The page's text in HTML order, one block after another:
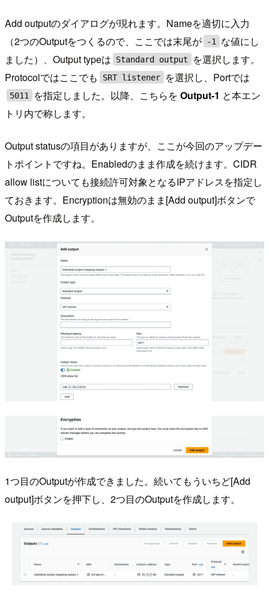
Add outputのダイアログが現れます。Nameを適切に入力
（2つのOutputをつくるので、ここでは末尾が
-1
な値にし
ました）、Output typeは
Standard output
を選択します。
Protocolではここでも
SRT listener を選択し、Portでは
5011 を指定しました。以降、こちらをOutput-1 と本エン
トリ内で称します。
Output statusの項目がありますが、ここが今回のアップデー
トポイントですね。Enabledのまま作成を続けます。CIDR
allow listについても接続許可対象となるIPアドレスを指定し
ておきます。Encryptionは無効のまま[Add output]ボタンで
Outputを作成します。
1つ目のOutputが作成できました。続いてもういちど[Add
output]ボタンを押下し、2つ目のOutputを作成します。